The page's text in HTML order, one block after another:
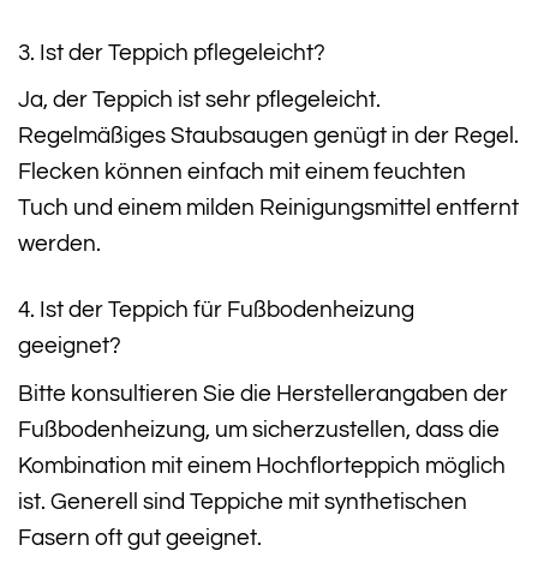
3. Ist der Teppich pflegeleicht?
Ja, der Teppich ist sehr pflegeleicht.
Regelmäßiges Staubsaugen genügt in der Regel.
Flecken können einfach mit einem feuchten
Tuch und einem milden Reinigungsmittel entfernt
werden.
4. Ist der Teppich für Fußbodenheizung
geeignet?
Bitte konsultieren Sie die Herstellerangaben der
Fußbodenheizung, um sicherzustellen, dass die
Kombination mit einem Hochflorteppich möglich
ist. Generell sind Teppiche mit synthetischen
Fasern oft gut geeignet.